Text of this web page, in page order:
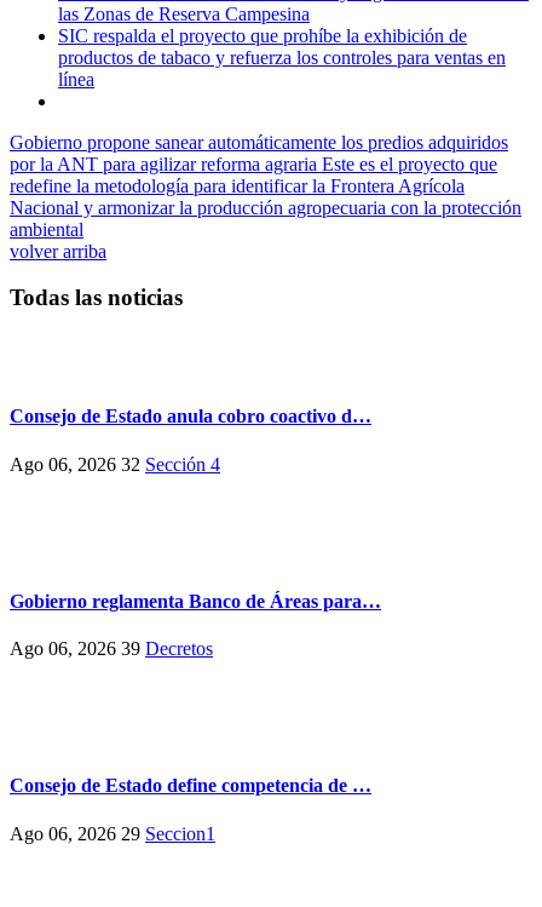
las Zonas de Reserva Campesina
SIC respalda el proyecto que prohíbe la exhibición de
productos de tabaco y refuerza los controles para ventas en
línea
Gobierno propone sanear automáticamente los predios adquiridos
por la ANT para agilizar reforma agraria Este es el proyecto que
redefine la metodología para identificar la Frontera Agrícola
Nacional y armonizar la producción agropecuaria con la protección
ambiental
volver arriba
Todas las noticias
Consejo de Estado anula cobro coactivo d…
Ago 06, 2026 32 Sección 4
Gobierno reglamenta Banco de Áreas para…
Ago 06, 2026 39 Decretos
Consejo de Estado define competencia de …
Ago 06, 2026 29 Seccion1